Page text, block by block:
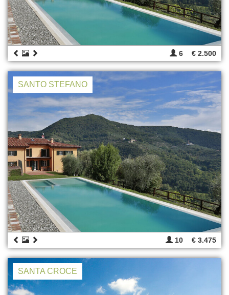
6 € 2.500
SANTO STEFANO
10 € 3.475
SANTA CROCE